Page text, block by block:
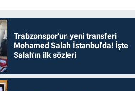
Trabzonspor'un yeni transferi
Mohamed Salah İstanbul'da! İşte
Salah'ın ilk sözleri